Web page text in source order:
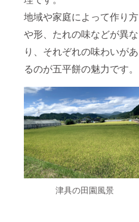
地域や家庭によって作り方
や形、たれの味などが異な
り、それぞれの味わいがあ
るのが五平餅の魅力です。
津具の田園風景